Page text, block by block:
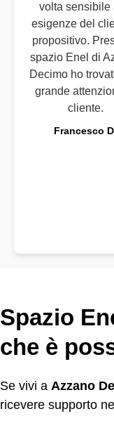
volta sensibile
esigenze del
propositivo.
spazio Enel di
Decimo ho
grande
cliente.
Francesco
Spazio
che è
Se vivi a Azzano
ricevere supporto